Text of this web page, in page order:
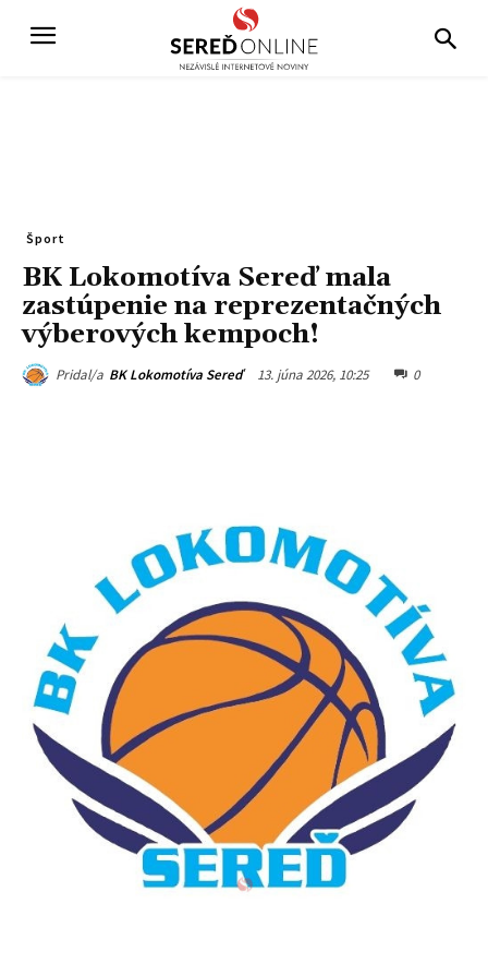
Šport
BK Lokomotíva Sereď mala
zastúpenie na reprezentačných
výberových kempoch!
Pridal/a BK Lokomotíva Sereď 13. júna 2026, 10:25 0